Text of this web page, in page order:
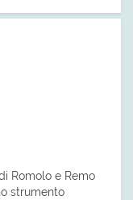
Romolo e Remo
strumento